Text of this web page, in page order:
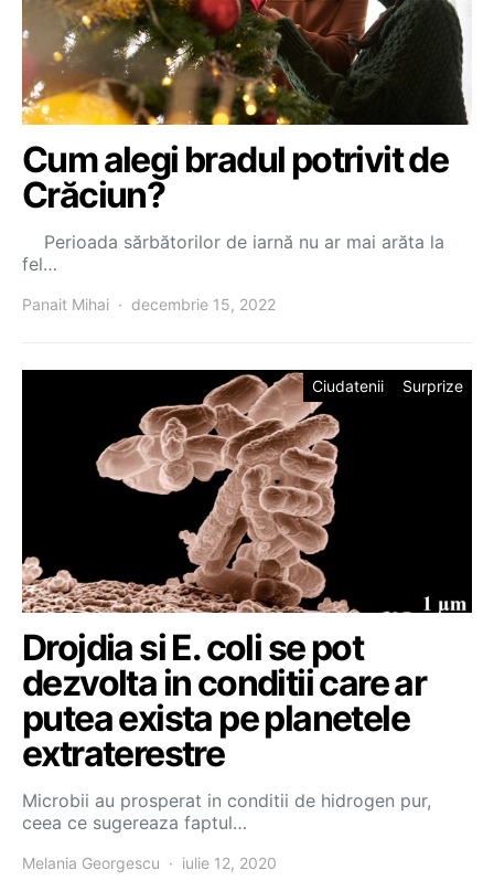
Cum alegi bradul potrivit de
Crăciun?
Perioada sărbătorilor de iarnă nu ar mai arăta la
fel…
Panait Mihai decembrie 15, 2022
Ciudatenii Surprize
Drojdia si E. coli se pot
dezvolta in conditii care ar
putea exista pe planetele
extraterestre
Microbii au prosperat in conditii de hidrogen pur,
ceea ce sugereaza faptul…
Melania Georgescu iulie 12, 2020